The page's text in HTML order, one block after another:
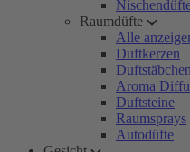
Raumdüfte
Alle
Duftkerzen
Duftstäbchen
Aroma
Duftsteine
Raumsprays
Autodüfte